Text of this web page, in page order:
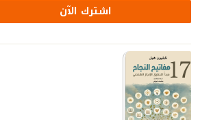
اشترك الآن